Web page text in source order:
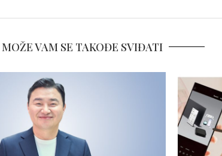
MOŽE VAM SE TAKOĐE SVIĐATI